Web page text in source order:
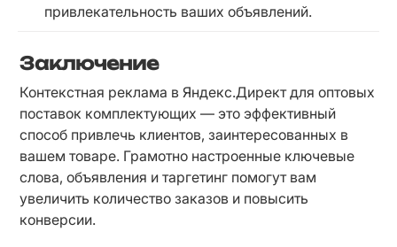
привлекательность ваших объявлений.
Заключение
Контекстная реклама в Яндекс.Директ для оптовых
поставок комплектующих — это эффективный
способ привлечь клиентов, заинтересованных в
вашем товаре. Грамотно настроенные ключевые
слова, объявления и таргетинг помогут вам
увеличить количество заказов и повысить
конверсии.